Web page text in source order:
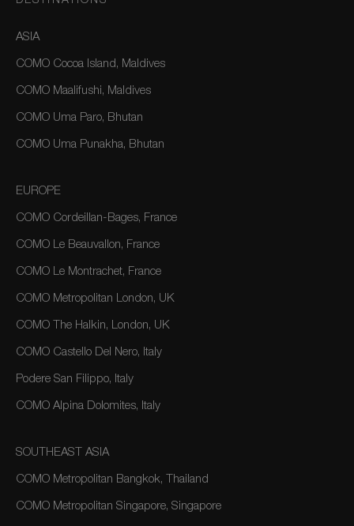
ASIA
COMO Cocoa Island, Maldives
COMO Maalifushi, Maldives
COMO Uma Paro, Bhutan
COMO Uma Punakha, Bhutan
EUROPE
COMO Cordeillan-Bages, France
COMO Le Beauvallon, France
COMO Le Montrachet, France
COMO Metropolitan London, UK
COMO The Halkin, London, UK
COMO Castello Del Nero, Italy
Podere San Filippo, Italy
COMO Alpina Dolomites, Italy
SOUTHEAST ASIA
COMO Metropolitan Bangkok, Thailand
COMO Metropolitan Singapore, Singapore